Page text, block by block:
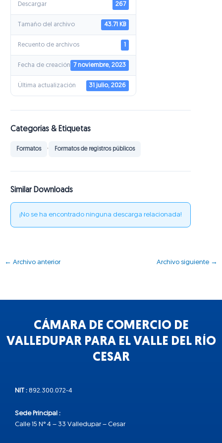
Descargar 267
Tamaño del archivo 43.71 KB
Recuento de archivos 1
Fecha de creación 7 noviembre, 2023
Última actualización 31 julio, 2026
Categorías & Etiquetas
Formatos , Formatos de registros públicos
Similar Downloads
¡No se ha encontrado ninguna descarga relacionada!
← Archivo anterior Archivo siguiente →
CÁMARA DE COMERCIO DE
VALLEDUPAR PARA EL VALLE DEL RÍO
CESAR
NIT : 892.300.072-4
Sede Principal :
Calle 15 N° 4 – 33 Valledupar – Cesar